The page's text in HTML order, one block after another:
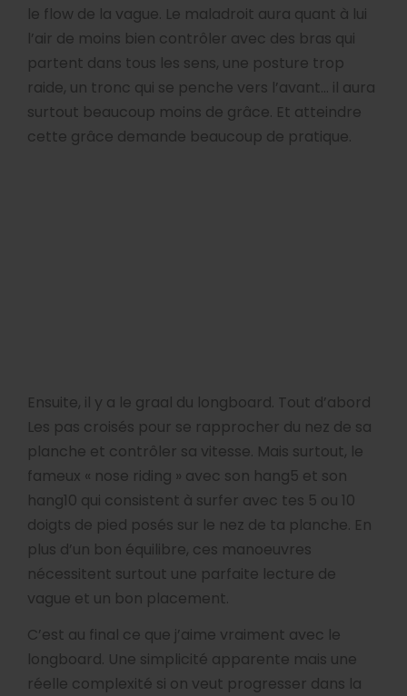
le flow de la vague. Le maladroit aura quant à lui
l’air de moins bien contrôler avec des bras qui
partent dans tous les sens, une posture trop
raide, un tronc qui se penche vers l’avant… il aura
surtout beaucoup moins de grâce. Et atteindre
cette grâce demande beaucoup de pratique.
Ensuite, il y a le graal du longboard. Tout d’abord
Les pas croisés pour se rapprocher du nez de sa
planche et contrôler sa vitesse. Mais surtout, le
fameux « nose riding » avec son hang5 et son
hang10 qui consistent à surfer avec tes 5 ou 10
doigts de pied posés sur le nez de ta planche. En
plus d’un bon équilibre, ces manoeuvres
nécessitent surtout une parfaite lecture de
vague et un bon placement.
C’est au final ce que j’aime vraiment avec le
longboard. Une simplicité apparente mais une
réelle complexité si on veut progresser dans la